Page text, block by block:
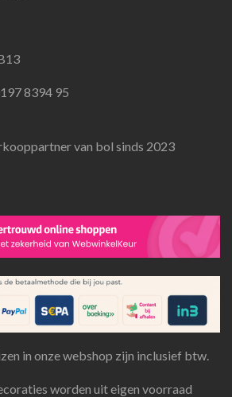
8394 95
van bol sinds 2023
in onze webshop zijn inclusief btw.
worden uit eigen voorraad